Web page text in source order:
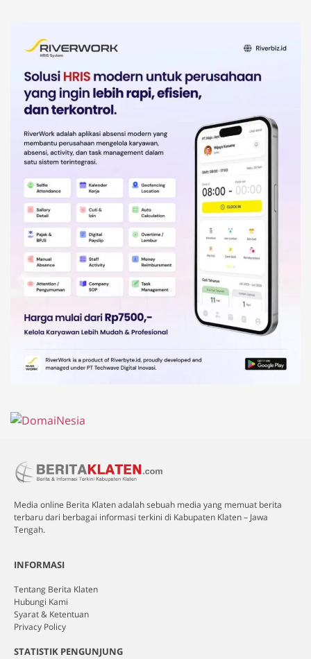
Media online Berita Klaten adalah sebuah media yang memuat berita
terbaru dari berbagai informasi terkini di Kabupaten Klaten – Jawa
Tengah.
INFORMASI
Tentang Berita Klaten
Hubungi Kami
Syarat & Ketentuan
Privacy Policy
STATISTIK PENGUNJUNG